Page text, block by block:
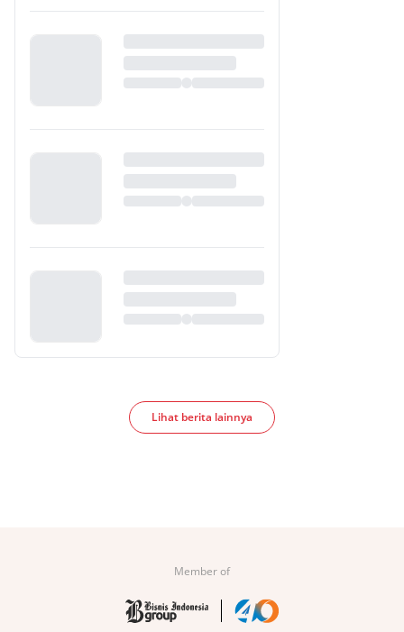
Lihat berita lainnya
Member of